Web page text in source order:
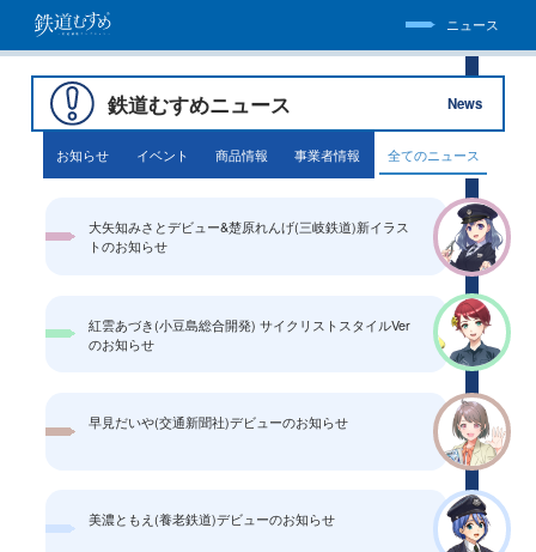
ニュース
鉄道むすめニュース News
お知らせ イベント 商品情報 事業者情報 全てのニュース
大矢知みさとデビュー&楚原れんげ(三岐鉄道)新イラス
トのお知らせ
紅雲あづき(小豆島総合開発) サイクリストスタイルVer
のお知らせ
早見だいや(交通新聞社)デビューのお知らせ
美濃ともえ(養老鉄道)デビューのお知らせ